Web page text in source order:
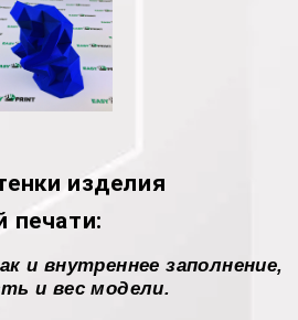
изделия
печати:
и внутреннее заполнение,
и вес модели.